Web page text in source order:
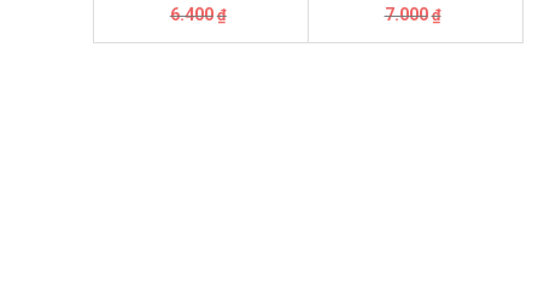
6.400 ₫
là:
tại
7.000 ₫
là:
tại